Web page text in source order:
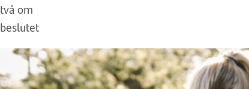
två om
beslutet